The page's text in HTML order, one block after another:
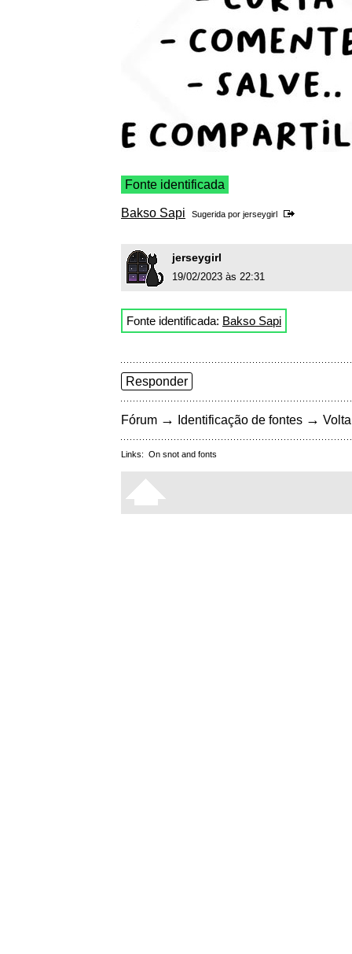
Fonte identificada
Bakso Sapi Sugerida por jerseygirl
jerseygirl
19/02/2023 às 22:31
Fonte identificada: Bakso Sapi
Responder
Fórum → Identificação de fontes →
Links: On snot and fonts